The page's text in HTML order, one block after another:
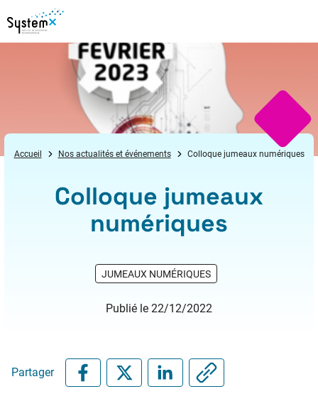
Aller au menu
Aller au contenu
Aller au pied de page
Accueil Nos actualités et événements Colloque jumeaux numériques
Colloque jumeaux
numériques
JUMEAUX NUMÉRIQUES
Publié le 22/12/2022
Partager